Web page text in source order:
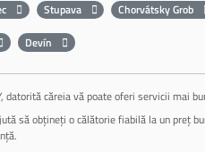
Stupava Chorvátsky Grob
Devín
datorită căreia vă poate oferi servicii mai
să obțineți o călătorie fiabilă la un preț